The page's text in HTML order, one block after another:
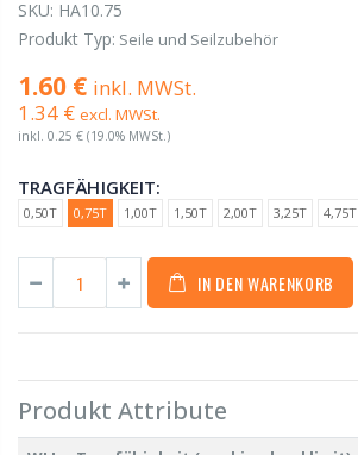
SKU: HA10.75
Produkt Typ: Seile und Seilzubehör
1.60 € inkl. MWSt.
1.34 € excl. MWSt.
inkl. 0.25 € (19.0% MWSt.)
TRAGFÄHIGKEIT:
0,50T 0,75T 1,00T 1,50T 2,00T 3,25T 4,75T
IN DEN WARENKORB
Produkt Attribute